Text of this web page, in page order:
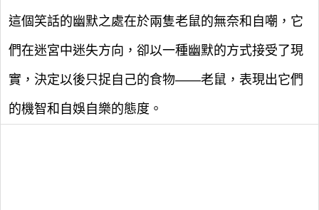
這個笑話的幽默之處在於兩隻老鼠的無奈和自嘲，它
們在迷宮中迷失方向，卻以一種幽默的方式接受了現
實，決定以後只捉自己的食物——老鼠，表現出它們
的機智和自娛自樂的態度。